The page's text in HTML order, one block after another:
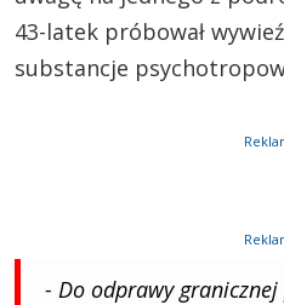
43-latek próbował
substancje
- Do odprawy